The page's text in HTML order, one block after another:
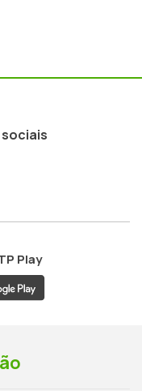
Play